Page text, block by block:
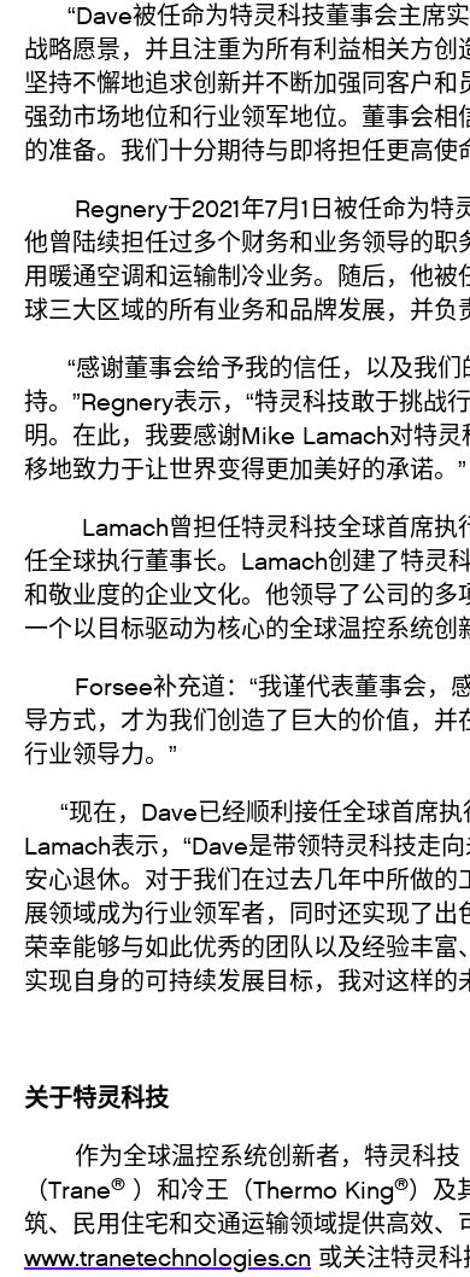
“Dave被任命为特灵科技董事会主席
战略愿景，并且注重为所有利益相关方创
坚持不懈地追求创新并不断加强同客户
强劲市场地位和行业领军地位。董事会
的准备。我们十分期待与即将担任更高使
Regnery于2021年7月1日被任命为特
他曾陆续担任过多个财务和业务领导的
用暖通空调和运输制冷业务。随后，他
球三大区域的所有业务和品牌发展，并负
“感谢董事会给予我的信任，以及我们
持。”Regnery表示，“特灵科技敢于挑战
明。在此，我要感谢Mike Lamach对特
移地致力于让世界变得更加美好的承诺。”
Lamach曾担任特灵科技全球首席执行
任全球执行董事长。Lamach创建了特灵
和敬业度的企业文化。他领导了公司的多
一个以目标驱动为核心的全球温控系统创
Forsee补充道：“我谨代表董事会，
导方式，才为我们创造了巨大的价值，
行业领导力。”
“现在，Dave已经顺利接任全球首席执
Lamach表示，“Dave是带领特灵科技走
安心退休。对于我们在过去几年中所做
展领域成为行业领军者，同时还实现了
荣幸能够与如此优秀的团队以及经验丰
实现自身的可持续发展目标，我对这样的
关于特灵科技
作为全球温控系统创新者，特灵科技
（Trane® ）和冷王（Thermo King®）及
筑、民用住宅和交通运输领域提供高效
www.tranetechnologies.cn 或关注特灵科